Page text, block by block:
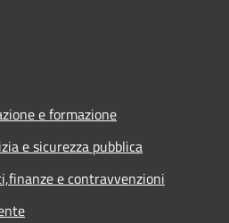
e formazione
e sicurezza pubblica
e contravvenzioni